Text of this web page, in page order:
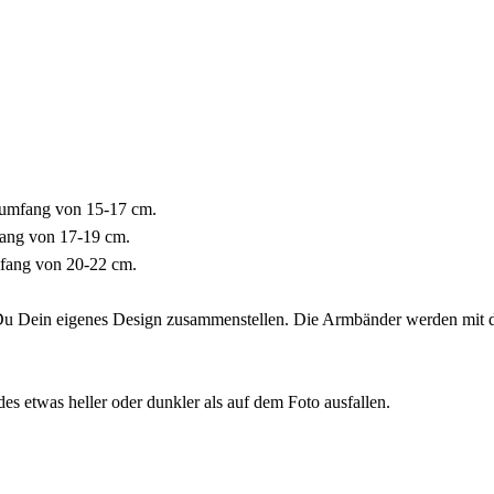
von 15-17 cm.
von 17-19 cm.
von 20-22 cm.
eigenes Design zusammenstellen. Die Armbänder werden mit
etwas heller oder dunkler als auf dem Foto ausfallen.